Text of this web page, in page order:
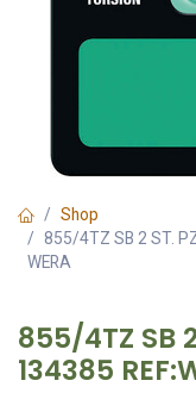
Shop
855/4TZ SB 2 ST.
WERA
855/4TZ SB
134385